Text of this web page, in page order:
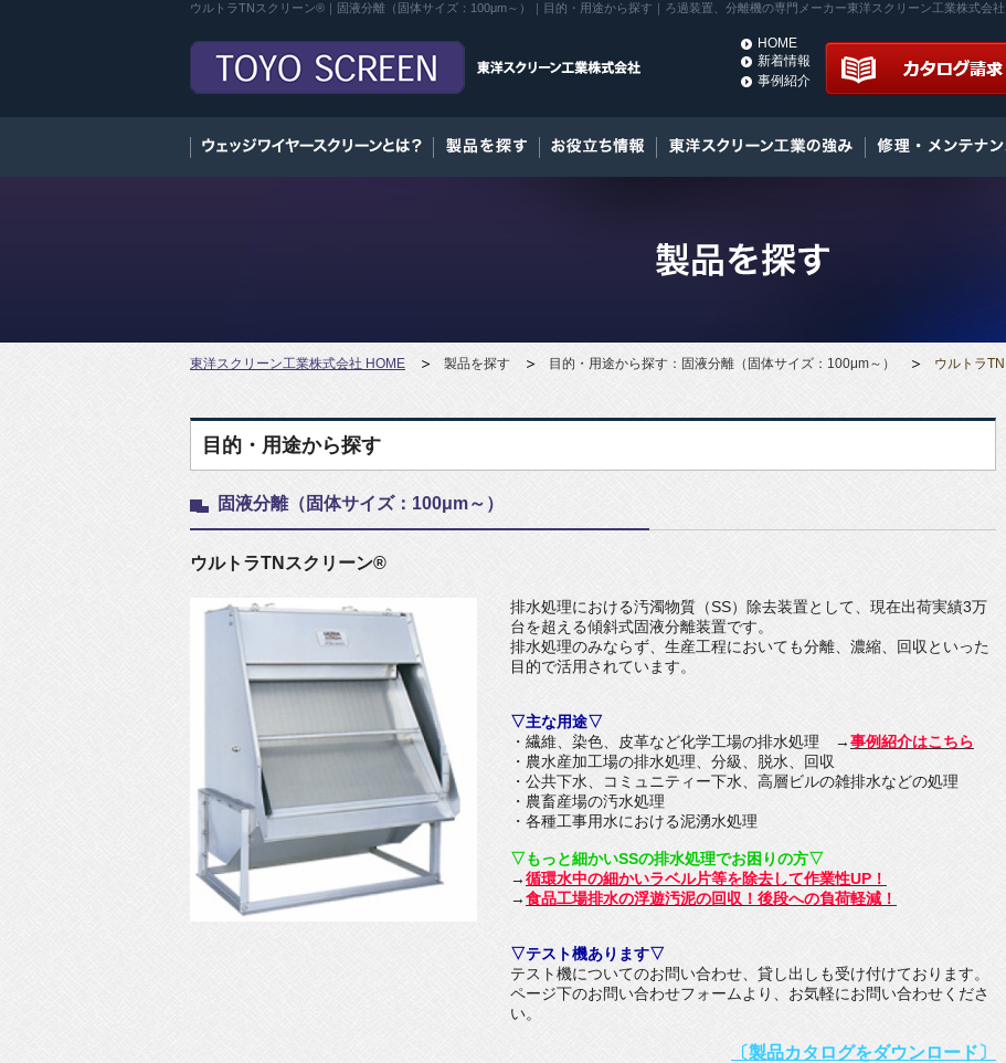
ウルトラTNスクリーン®｜固液分離（固体サイズ：100μm～）｜目的・用途から探す｜ろ過装置、分離機の専門メーカー東洋スクリーン工業株式会社
HOME
新着情報
事例紹介
東洋スクリーン工業株式会社 HOME 製品を探す 目的・用途から探す：固液分離（固体サイズ：100μm～） ウルトラ
目的・用途から探す
固液分離（固体サイズ：100μm～）
ウルトラTNスクリーン®
排水処理における汚濁物質（SS）除去装置として、現在出荷実績3万
台を超える傾斜式固液分離装置です。
排水処理のみならず、生産工程においても分離、濃縮、回収といった
目的で活用されています。
▽主な用途▽
・繊維、染色、皮革など化学工場の排水処理 →事例紹介はこちら
・農水産加工場の排水処理、分級、脱水、回収
・公共下水、コミュニティー下水、高層ビルの雑排水などの処理
・農畜産場の汚水処理
・各種工事用水における泥湧水処理
▽もっと細かいSSの排水処理でお困りの方▽
→循環水中の細かいラベル片等を除去して作業性UP！
→食品工場排水の浮遊汚泥の回収！後段への負荷軽減！
▽テスト機あります▽
テスト機についてのお問い合わせ、貸し出しも受け付けております。
ページ下のお問い合わせフォームより、お気軽にお問い合わせくださ
い。
〔製品カタログをダウンロード〕